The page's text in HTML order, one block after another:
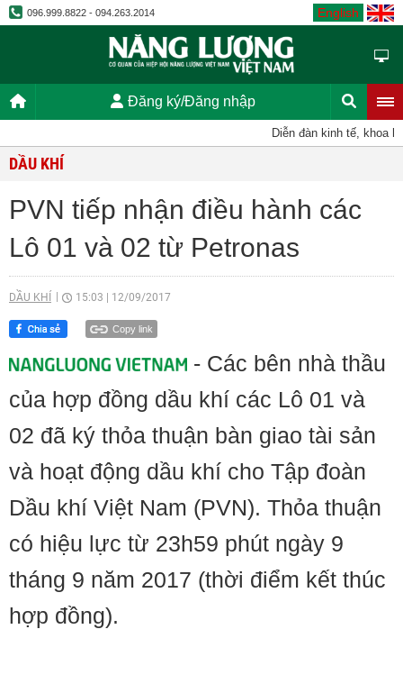
096.999.8822 - 094.263.2014 English
Đăng ký/Đăng nhập
Diễn đàn kinh tế, khoa
DẦU KHÍ
PVN tiếp nhận điều hành các
Lô 01 và 02 từ Petronas
DẦU KHÍ 15:03 12/09/2017
Copy link
- Các bên nhà thầu
của hợp đồng dầu khí các Lô 01 và
02 đã ký thỏa thuận bàn giao tài sản
và hoạt động dầu khí cho Tập đoàn
Dầu khí Việt Nam (PVN). Thỏa thuận
có hiệu lực từ 23h59 phút ngày 9
tháng 9 năm 2017 (thời điểm kết thúc
hợp đồng).